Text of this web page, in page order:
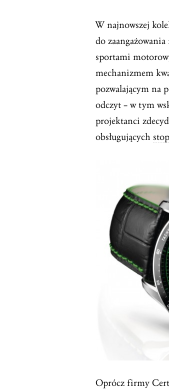
W najnowszej
do
sportami
mechanizmem
pozwalającym na
odczyt – w tym
projektanci
obsługujących
Oprócz firmy